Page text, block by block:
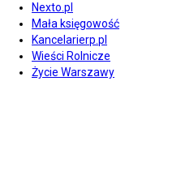
Nexto.pl
Mała księgowość
Kancelarierp.pl
Wieści Rolnicze
Życie Warszawy